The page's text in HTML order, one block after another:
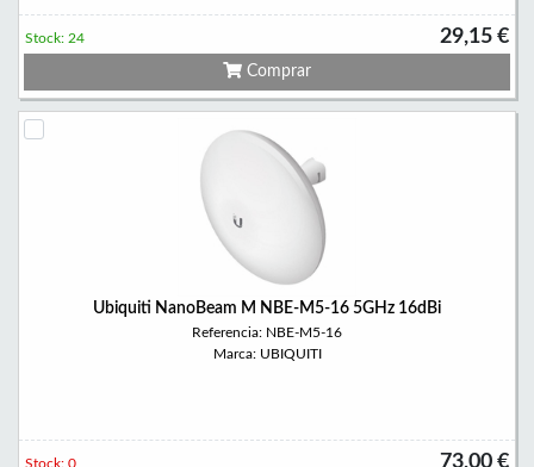
29,15 €
Stock: 24
Comprar
Ubiquiti NanoBeam M NBE-M5-16 5GHz 16dBi
Referencia: NBE-M5-16
Marca: UBIQUITI
73,00 €
Stock: 0